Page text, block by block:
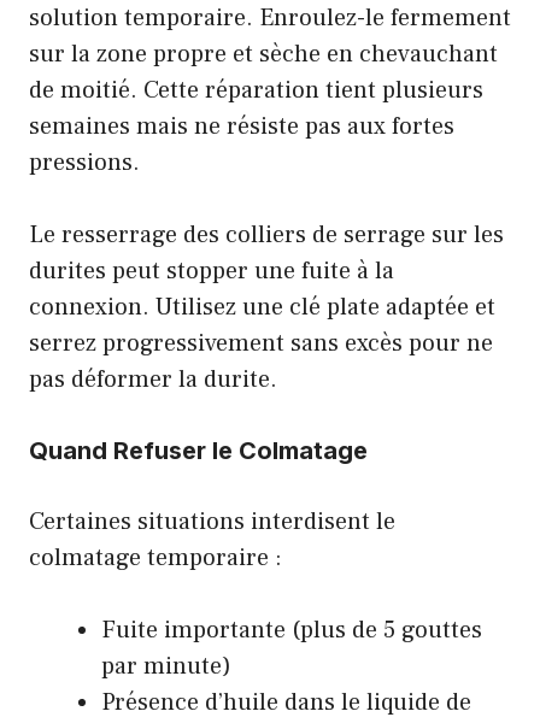
solution temporaire. Enroulez-le fermement
sur la zone propre et sèche en chevauchant
de moitié. Cette réparation tient plusieurs
semaines mais ne résiste pas aux fortes
pressions.
Le resserrage des colliers de serrage sur les
durites peut stopper une fuite à la
connexion. Utilisez une clé plate adaptée et
serrez progressivement sans excès pour ne
pas déformer la durite.
Quand Refuser le Colmatage
Certaines situations interdisent le
colmatage temporaire :
Fuite importante (plus de 5 gouttes
par minute)
Présence d’huile dans le liquide de